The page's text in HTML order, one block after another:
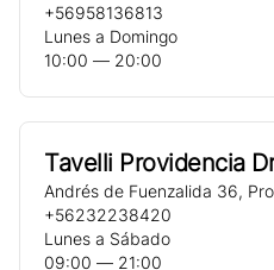
+56958136813
Lunes a Domingo
10:00 ― 20:00
Tavelli Providencia
Andrés de Fuenzalida 36,
+56232238420
Lunes a Sábado
09:00 ― 21:00